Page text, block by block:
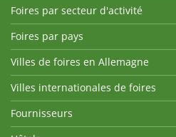
Foires par secteur d'activité
Foires par pays
Villes de foires en Allemagne
Villes internationales de foires
Fournisseurs